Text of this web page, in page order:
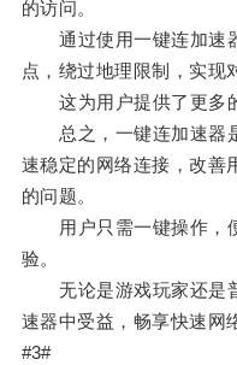
的访问。
通过使用一键连加速
点，绕过地理限制，实现
这为用户提供了更多的
总之，一键连加速器
速稳定的网络连接，改善
的问题。
用户只需一键操作，
验。
无论是游戏玩家还是普
速器中受益，畅享快速网
#3#